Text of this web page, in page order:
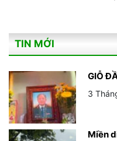
TIN MỚI
GIỖ
3
Miền